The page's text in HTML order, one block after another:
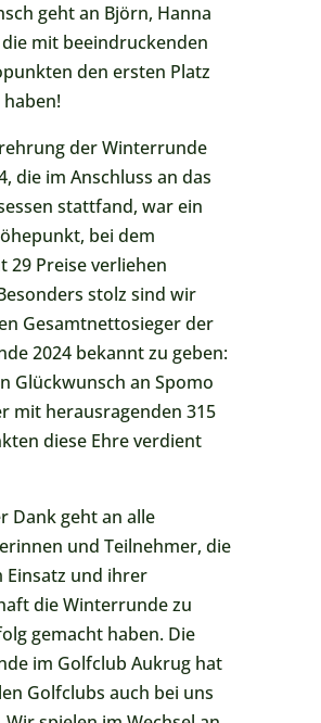
geht an Björn, Hanna
die mit beeindruckenden
den ersten Platz
der Winterrunde
die im Anschluss an das
stattfand, war ein
bei dem
29 Preise verliehen
stolz sind wir
Gesamtnettosieger der
2024 bekannt zu geben:
Glückwunsch an Spomo
mit herausragenden 315
diese Ehre verdient
Dank geht an alle
und Teilnehmer, die
Einsatz und ihrer
die Winterrunde zu
gemacht haben. Die
im Golfclub Aukrug hat
Golfclubs auch bei uns